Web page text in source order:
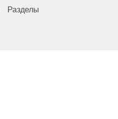
Разделы